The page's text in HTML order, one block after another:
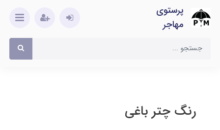
پرستوی
مهاجر
رنگ چتر باغی